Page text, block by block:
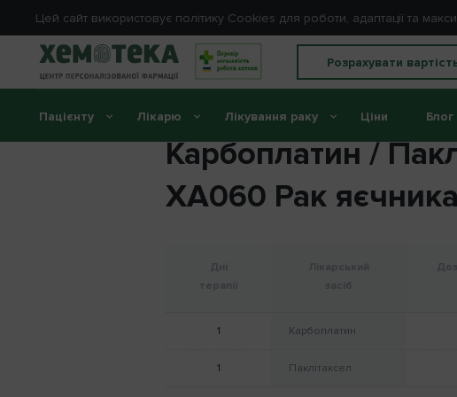
Цей сайт використовує політику Cookies для роботи, адаптації та
Розрахувати
Пацієнту Лікарю Лікування раку Ціни Блог
Карбоплатин /
XA060 Рак яєчника
1 Карбоплатин
1 Паклітаксел